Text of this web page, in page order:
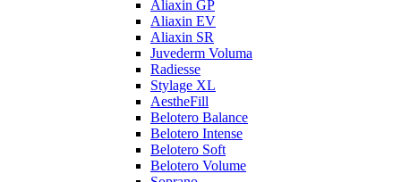
Aliaxin GP
Aliaxin EV
Aliaxin SR
Juvederm Voluma
Radiesse
Stylage XL
AestheFill
Belotero Balance
Belotero Intense
Belotero Soft
Belotero Volume